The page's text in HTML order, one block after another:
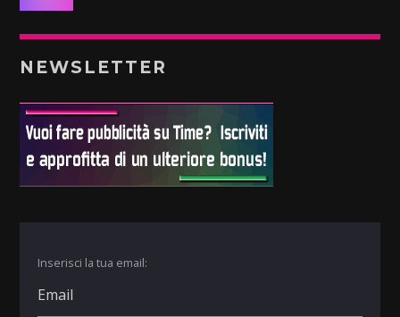
NEWSLETTER
Inserisci la tua email: